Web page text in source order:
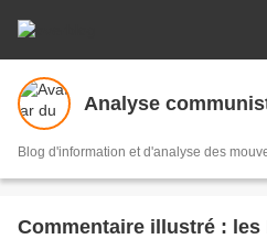
Analyse
Blog d'information et d'analyse des
Commentaire illustré :